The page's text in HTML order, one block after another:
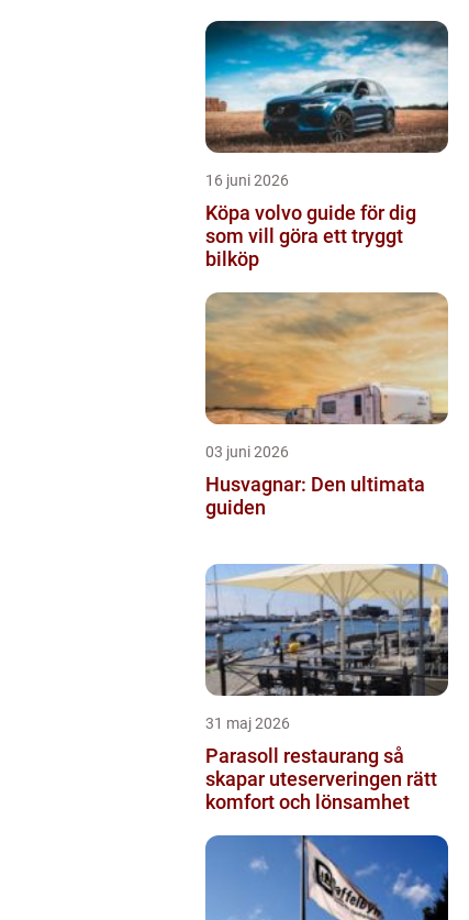
16 juni 2026
Köpa volvo guide för dig
som vill göra ett tryggt
bilköp
03 juni 2026
Husvagnar: Den ultimata
guiden
31 maj 2026
Parasoll restaurang så
skapar uteserveringen rätt
komfort och lönsamhet